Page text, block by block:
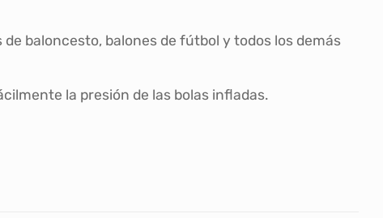
baloncesto, balones de fútbol y todos los demás
la presión de las bolas infladas.